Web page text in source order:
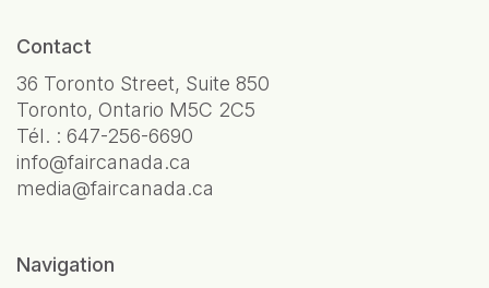
Contact
36 Toronto Street, Suite 850
Toronto, Ontario M5C 2C5
Tél. : 647-256-6690
info@faircanada.ca
media@faircanada.ca
Navigation